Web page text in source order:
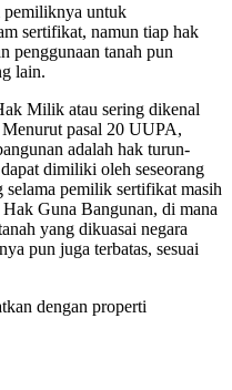
pemiliknya untuk
sertifikat, namun tiap hak
penggunaan tanah pun
lain.
Milik atau sering dikenal
pasal 20 UUPA,
adalah hak turun-
dimiliki oleh seseorang
pemilik sertifikat masih
Guna Bangunan, di mana
yang dikuasai negara
pun juga terbatas, sesuai
dengan properti